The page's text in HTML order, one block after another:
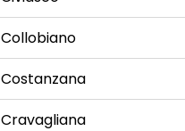
Collobiano
Costanzana
Cravagliana